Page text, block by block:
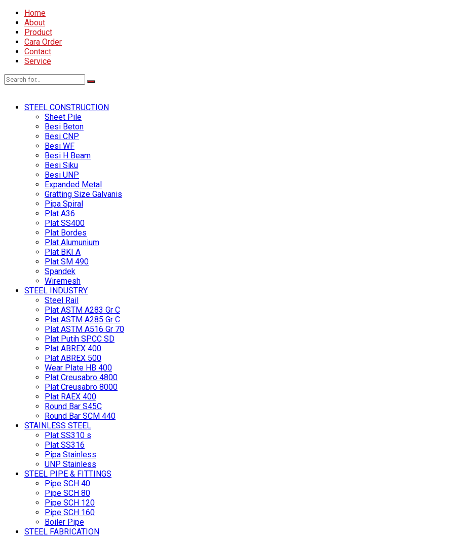
Home
About
Product
Cara Order
Contact
Service
STEEL CONSTRUCTION
Sheet Pile
Besi Beton
Besi CNP
Besi WF
Besi H Beam
Besi Siku
Besi UNP
Expanded Metal
Gratting Size Galvanis
Pipa Spiral
Plat A36
Plat SS400
Plat Bordes
Plat Alumunium
Plat BKI A
Plat SM 490
Spandek
Wiremesh
STEEL INDUSTRY
Steel Rail
Plat ASTM A283 Gr C
Plat ASTM A285 Gr C
Plat ASTM A516 Gr 70
Plat Putih SPCC SD
Plat ABREX 400
Plat ABREX 500
Wear Plate HB 400
Plat Creusabro 4800
Plat Creusabro 8000
Plat RAEX 400
Round Bar S45C
Round Bar SCM 440
STAINLESS STEEL
Plat SS310 s
Plat SS316
Pipa Stainless
UNP Stainless
STEEL PIPE & FITTINGS
Pipe SCH 40
Pipe SCH 80
Pipe SCH 120
Pipe SCH 160
Boiler Pipe
STEEL FABRICATION